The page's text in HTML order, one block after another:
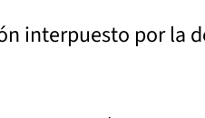
interpuesto por la